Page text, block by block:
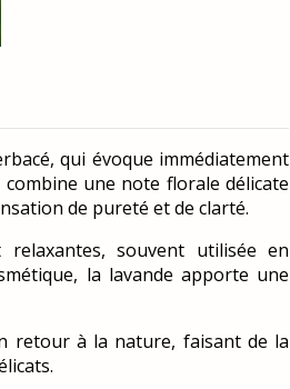
qui évoque immédiatement
une note florale délicate
de pureté et de clarté.
souvent utilisée en
la lavande apporte une
retour à la nature, faisant de la